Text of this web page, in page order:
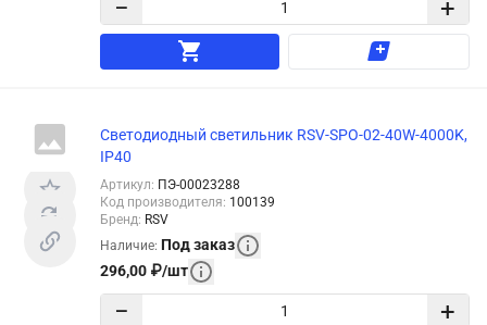
− +
Светодиодный светильник RSV-SPO-02-40W-4000K,
IP40
Артикул: ПЭ-00023288
Код производителя: 100139
Бренд: RSV
Наличие: Под заказ
296,00 ₽/шт
− +